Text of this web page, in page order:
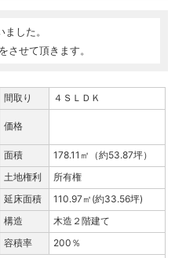
した。
させて頂きます。
間取り ４ＳＬＤＫ
価格
面積
178.11㎡（約53.87坪）
土地権利
所有権
延床面積
110.97㎡(約33.56坪)
構造
木造２階建て
容積率
200％